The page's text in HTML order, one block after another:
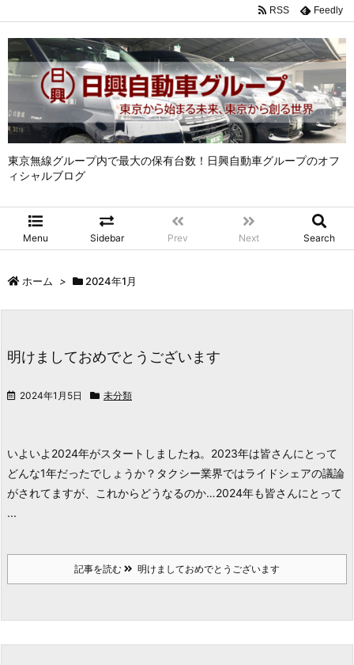
東京無線グループ内で最大の保有台数！日興自動車グループのオフ
ィシャルブログ
Menu Sidebar Prev Next Search
RSS Feedly
ホーム > 2024年1月
明けましておめでとうございます
2024年1月5日 未分類
いよいよ2024年がスタートしましたね。 2023年は皆さんにとって
どんな1年だったでしょうか？ タクシー業界ではライドシェアの議論
がされてますが、これからどうなるのか…2024年も皆さんにとって
...
記事を読む 明けましておめでとうございます